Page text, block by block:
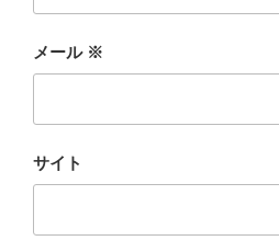
メール ※
サイト